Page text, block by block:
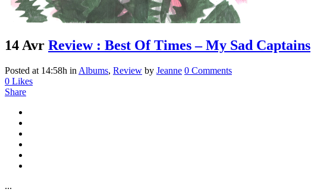
14 Avr Review : Best Of Times – My Sad Captains
Posted at 14:58h in Albums, Review by Jeanne 0 Comments
0 Likes
Share
...